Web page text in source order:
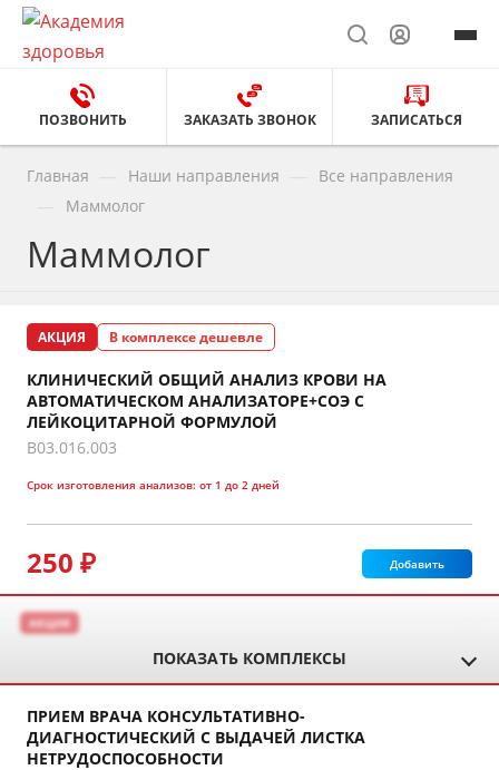
ПОЗВОНИТЬ ЗАКАЗАТЬ ЗВОНОК ЗАПИСАТЬСЯ
Главная Наши направления Все направления
Маммолог
Маммолог
АКЦИЯ В комплексе дешевле
КЛИНИЧЕСКИЙ ОБЩИЙ АНАЛИЗ КРОВИ НА
АВТОМАТИЧЕСКОМ АНАЛИЗАТОРЕ+СОЭ С
ЛЕЙКОЦИТАРНОЙ ФОРМУЛОЙ
B03.016.003
Срок изготовления анализов: от 1 до 2 дней
250 ₽ Добавить
АКЦИЯ
ПОКАЗАТЬ КОМПЛЕКСЫ
ПРИЕМ ВРАЧА КОНСУЛЬТАТИВНО-
ДИАГНОСТИЧЕСКИЙ С ВЫДАЧЕЙ ЛИСТКА
НЕТРУДОСПОСОБНОСТИ